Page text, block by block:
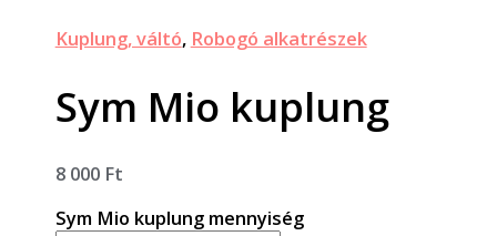
Kuplung, váltó, Robogó alkatrészek
Sym Mio kuplung
8 000 Ft
Sym Mio kuplung mennyiség